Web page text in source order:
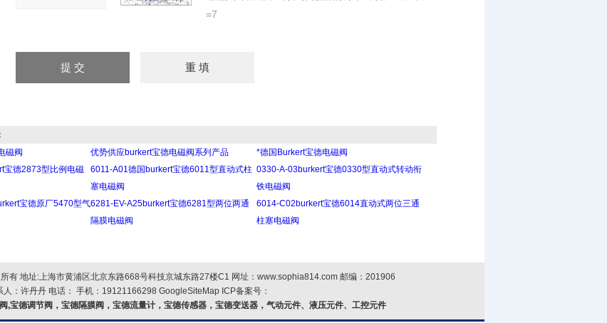
=7
磁阀
优势供应burkert宝德电磁阀系列产品
*德国Burkert宝德电磁阀
宝德2873型比例电磁
6011-A01德国burkert宝德6011型直动式柱
塞电磁阀
0330-A-03burkert宝德0330型直动式转动衔
铁电磁阀
宝德原厂5470型气6281-EV-A25burkert宝德6281型两位两通
隔膜电磁阀
6014-C02burkert宝德6014直动式两位三通
柱塞电磁阀
有 地址:上海市黄浦区北京东路668号科技京城东路27楼C1 网址： www.sophia814.com邮编：201906
人：许丹丹 电话： 手机：19121166298 GoogleSiteMap ICP备案号：
,宝德调节阀，宝德隔膜阀，宝德流量计，宝德传感器，宝德变送器，气动元件、液压元件、工控元件